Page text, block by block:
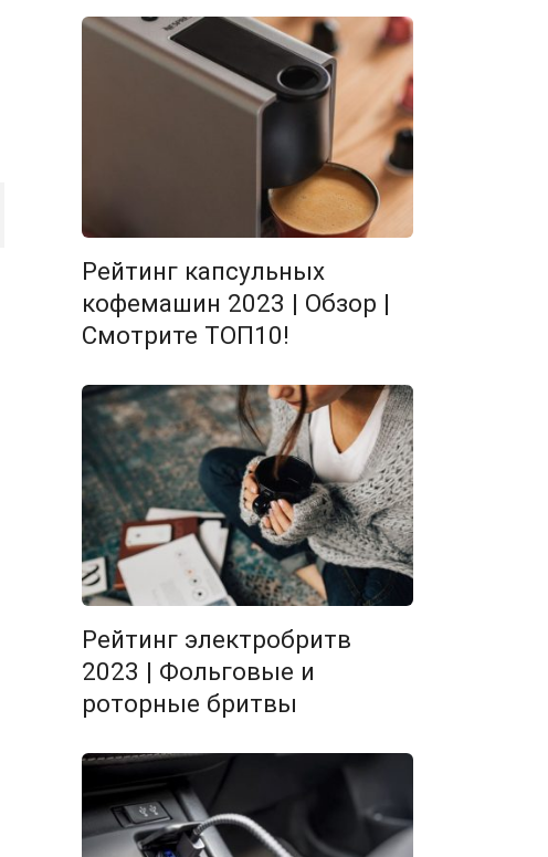
Рейтинг капсульных
кофемашин 2023 | Обзор |
Смотрите ТОП10!
Рейтинг электробритв
2023 | Фольговые и
роторные бритвы